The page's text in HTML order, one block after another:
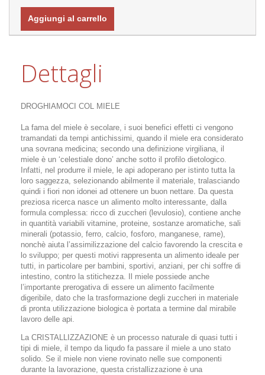
Aggiungi al carrello
Dettagli
DROGHIAMOCI COL MIELE
La fama del miele è secolare, i suoi benefici effetti ci vengono
tramandati da tempi antichissimi, quando il miele era considerato
una sovrana medicina; secondo una definizione virgiliana, il
miele è un ‘celestiale dono’ anche sotto il profilo dietologico.
Infatti, nel produrre il miele, le api adoperano per istinto tutta la
loro saggezza, selezionando abilmente il materiale, tralasciando
quindi i fiori non idonei ad ottenere un buon nettare. Da questa
preziosa ricerca nasce un alimento molto interessante, dalla
formula complessa: ricco di zuccheri (levulosio), contiene anche
in quantità variabili vitamine, proteine, sostanze aromatiche, sali
minerali (potassio, ferro, calcio, fosforo, manganese, rame),
nonchè aiuta l’assimilizzazione del calcio favorendo la crescita e
lo sviluppo; per questi motivi rappresenta un alimento ideale per
tutti, in particolare per bambini, sportivi, anziani, per chi soffre di
intestino, contro la stitichezza. Il miele possiede anche
l’importante prerogativa di essere un alimento facilmente
digeribile, dato che la trasformazione degli zuccheri in materiale
di pronta utilizzazione biologica è portata a termine dal mirabile
lavoro delle api.
La CRISTALLIZZAZIONE è un processo naturale di quasi tutti i
tipi di miele, il tempo da liqudo fa passare il miele a uno stato
solido. Se il miele non viene rovinato nelle sue componenti
durante la lavorazione, questa cristallizzazione è una